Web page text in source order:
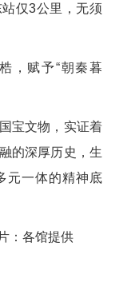
仅3公里，无须
，赋予“朝秦暮
宝文物，实证着
的深厚历史，生
元一体的精神底
各馆提供